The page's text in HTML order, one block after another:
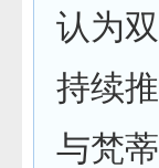
认为
持续
与梵